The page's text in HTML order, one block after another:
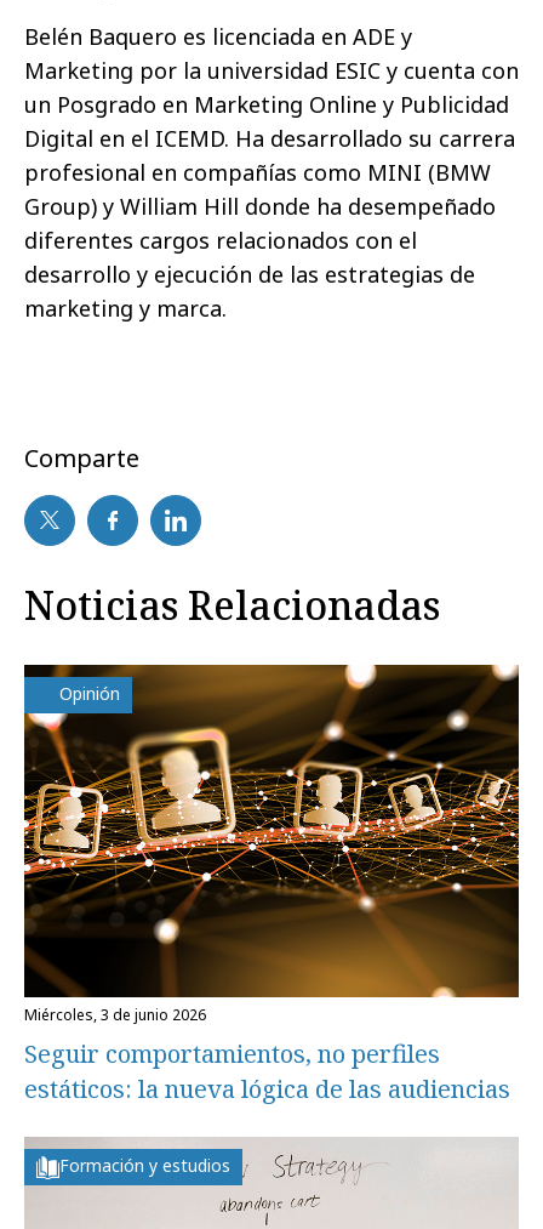
Belén Baquero es licenciada en ADE y
Marketing por la universidad ESIC y cuenta con
un Posgrado en Marketing Online y Publicidad
Digital en el ICEMD. Ha desarrollado su carrera
profesional en compañías como MINI (BMW
Group) y William Hill donde ha desempeñado
diferentes cargos relacionados con el
desarrollo y ejecución de las estrategias de
marketing y marca.
Comparte
Noticias Relacionadas
Opinión
miércoles, 3 de junio 2026
Seguir comportamientos, no perfiles
estáticos: la nueva lógica de las audiencias
Formación y estudios